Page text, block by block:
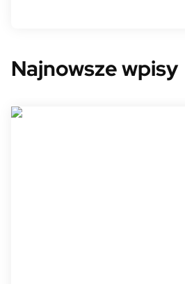
Najnowsze wpisy